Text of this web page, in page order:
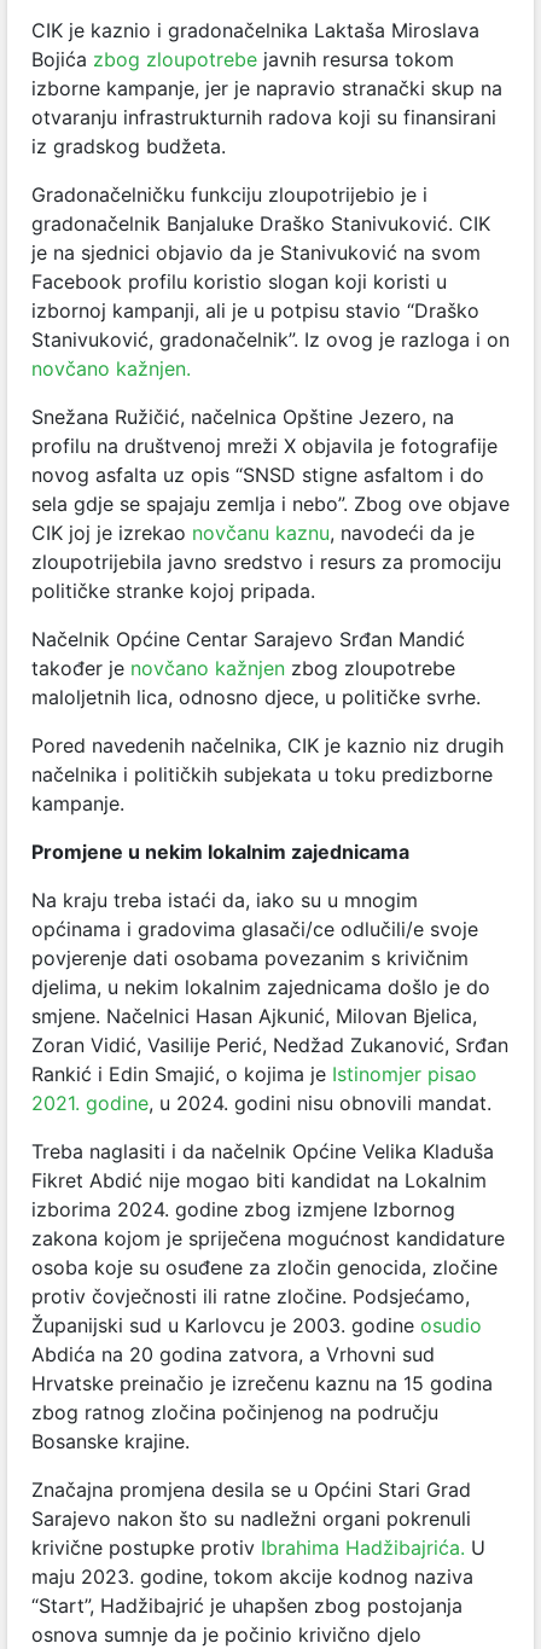
CIK je kaznio i gradonačelnika Laktaša Miroslava
Bojića zbog zloupotrebe javnih resursa tokom
izborne kampanje, jer je napravio stranački skup na
otvaranju infrastrukturnih radova koji su finansirani
iz gradskog budžeta.
Gradonačelničku funkciju zloupotrijebio je i
gradonačelnik Banjaluke Draško Stanivuković. CIK
je na sjednici objavio da je Stanivuković na svom
Facebook profilu koristio slogan koji koristi u
izbornoj kampanji, ali je u potpisu stavio “Draško
Stanivuković, gradonačelnik”. Iz ovog je razloga i on
novčano kažnjen.
Snežana Ružičić, načelnica Opštine Jezero, na
profilu na društvenoj mreži X objavila je fotografije
novog asfalta uz opis “SNSD stigne asfaltom i do
sela gdje se spajaju zemlja i nebo”. Zbog ove objave
CIK joj je izrekao novčanu kaznu, navodeći da je
zloupotrijebila javno sredstvo i resurs za promociju
političke stranke kojoj pripada.
Načelnik Općine Centar Sarajevo Srđan Mandić
također je novčano kažnjen zbog zloupotrebe
maloljetnih lica, odnosno djece, u političke svrhe.
Pored navedenih načelnika, CIK je kaznio niz drugih
načelnika i političkih subjekata u toku predizborne
kampanje.
Promjene u nekim lokalnim zajednicama
Na kraju treba istaći da, iako su u mnogim
općinama i gradovima glasači/ce odlučili/e svoje
povjerenje dati osobama povezanim s krivičnim
djelima, u nekim lokalnim zajednicama došlo je do
smjene. Načelnici Hasan Ajkunić, Milovan Bjelica,
Zoran Vidić, Vasilije Perić, Nedžad Zukanović, Srđan
Rankić i Edin Smajić, o kojima je Istinomjer pisao
2021. godine, u 2024. godini nisu obnovili mandat.
Treba naglasiti i da načelnik Općine Velika Kladuša
Fikret Abdić nije mogao biti kandidat na Lokalnim
izborima 2024. godine zbog izmjene Izbornog
zakona kojom je spriječena mogućnost kandidature
osoba koje su osuđene za zločin genocida, zločine
protiv čovječnosti ili ratne zločine. Podsjećamo,
Županijski sud u Karlovcu je 2003. godine osudio
Abdića na 20 godina zatvora, a Vrhovni sud
Hrvatske preinačio je izrečenu kaznu na 15 godina
zbog ratnog zločina počinjenog na području
Bosanske krajine.
Značajna promjena desila se u Općini Stari Grad
Sarajevo nakon što su nadležni organi pokrenuli
krivične postupke protiv Ibrahima Hadžibajrića. U
maju 2023. godine, tokom akcije kodnog naziva
“Start”, Hadžibajrić je uhapšen zbog postojanja
osnova sumnje da je počinio krivično djelo